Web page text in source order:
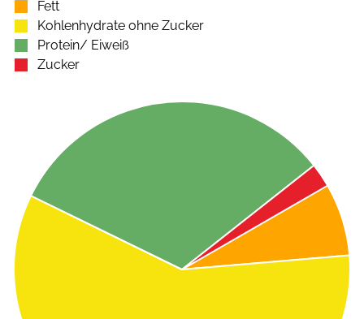
Fett
Kohlenhydrate ohne Zucker
Protein/ Eiweiß
Zucker